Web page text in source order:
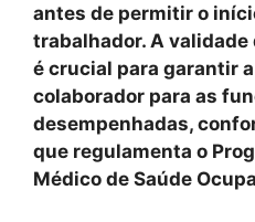
antes de permitir o
trabalhador. A
é crucial para garantir
colaborador para as
desempenhadas,
que regulamenta o
Médico de Saúde